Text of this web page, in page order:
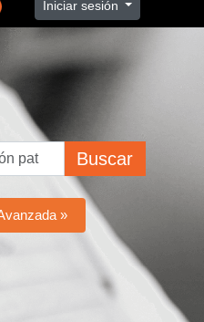
Iniciar sesión
Buscar
»